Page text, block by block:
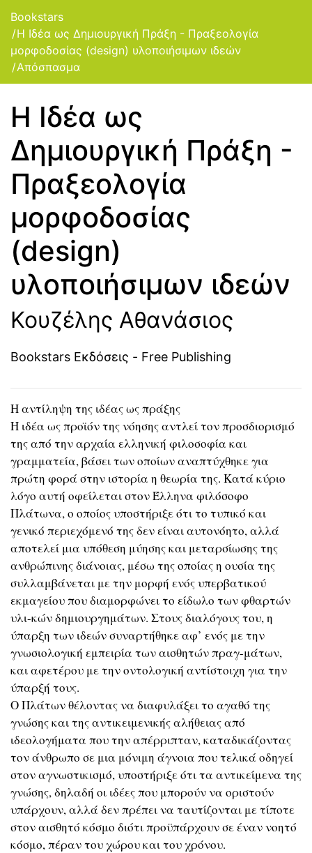
Bookstars
Η Ιδέα ως Δημιουργική Πράξη - Πραξεολογία
μορφοδοσίας (design) υλοποιήσιμων ιδεών
Απόσπασμα
Η Ιδέα ως
Δημιουργική Πράξη -
Πραξεολογία
μορφοδοσίας
(design)
υλοποιήσιμων ιδεών
Κουζέλης Αθανάσιος
Bookstars Εκδόσεις - Free Publishing
Η αντίληψη της ιδέας ως πράξης
Η ιδέα ως προϊόν της νόησης αντλεί τον προσδιορισμό
της από την αρχαία ελληνική φιλοσοφία και
γραμματεία, βάσει των οποίων αναπτύχθηκε για
πρώτη φορά στην ιστορία η θεωρία της. Κατά κύριο
λόγο αυτή οφείλεται στον Έλληνα φιλόσοφο
Πλάτωνα, ο οποίος υποστήριξε ότι το τυπικό και
γενικό περιεχόμενό της δεν είναι αυτονόητο, αλλά
αποτελεί μια υπόθεση μύησης και μεταρσίωσης της
ανθρώπινης διάνοιας, μέσω της οποίας η ουσία της
συλλαμβάνεται με την μορφή ενός υπερβατικού
εκμαγείου που διαμορφώνει το είδωλο των φθαρτών
υλι-κών δημιουργημάτων. Στους διαλόγους του, η
ύπαρξη των ιδεών συναρτήθηκε αφ’ ενός με την
γνωσιολογική εμπειρία των αισθητών πραγ-μάτων,
και αφετέρου με την οντολογική αντίστοιχη για την
ύπαρξή τους.
Ο Πλάτων θέλοντας να διαφυλάξει το αγαθό της
γνώσης και της αντικειμενικής αλήθειας από
ιδεολογήματα που την απέρριπταν, καταδικάζοντας
τον άνθρωπο σε μια μόνιμη άγνοια που τελικά οδηγεί
στον αγνωστικισμό, υποστήριξε ότι τα αντικείμενα της
γνώσης, δηλαδή οι ιδέες που μπορούν να οριστούν
υπάρχουν, αλλά δεν πρέπει να ταυτίζονται με τίποτε
στον αισθητό κόσμο διότι προϋπάρχουν σε έναν νοητό
κόσμο, πέραν του χώρου και του χρόνου.